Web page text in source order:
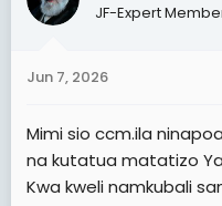
JF-Expert
Jun 7, 2026
Mimi sio ccm.ila
na kutatua matatizo
Kwa kweli namkubali